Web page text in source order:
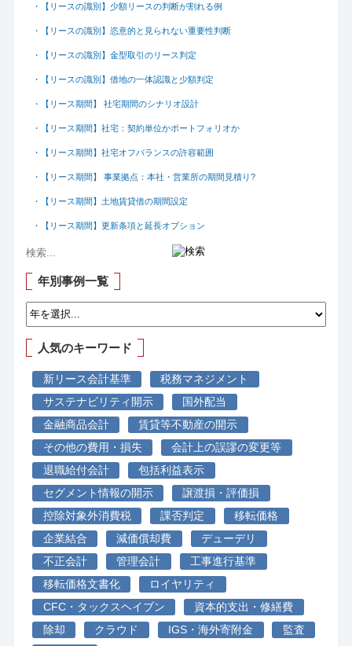
・【リースの識別】少額リースの判断が割れる例
・【リースの識別】恣意的と見られない重要性判断
・【リースの識別】金型取引のリース判定
・【リースの識別】借地の一体認識と少額判定
・【リース期間】 社宅期間のシナリオ設計
・【リース期間】社宅：契約単位かポートフォリオか
・【リース期間】社宅オフバランスの許容範囲
・【リース期間】 事業拠点：本社・営業所の期間見積り?
・【リース期間】土地賃貸借の期間設定
・【リース期間】更新条項と延長オプション
年別事例一覧
人気のキーワード
新リース会計基準
税務マネジメント
サステナビリティ開示
国外配当
金融商品会計
賃貸等不動産の開示
その他の費用・損失
会計上の誤謬の変更等
退職給付会計
包括利益表示
セグメント情報の開示
譲渡損・評価損
控除対象外消費税
課否判定
移転価格
企業結合
減価償却費
デューデリ
不正会計
管理会計
工事進行基準
移転価格文書化
ロイヤリティ
CFC・タックスヘイブン
資本的支出・修繕費
除却
クラウド IGS・海外寄附金 監査